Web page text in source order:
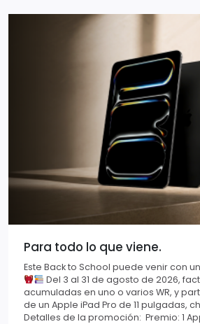
Para todo lo que viene.
Este Back to School puede venir con
Del 3 al 31 de agosto de 2026,
acumuladas en uno o varios WR, y
de un Apple iPad Pro de 11 pulgadas,
Detalles de la promoción: Premio: 1